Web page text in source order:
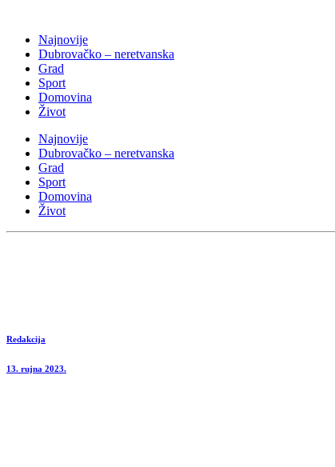
Najnovije
Dubrovačko – neretvanska
Grad
Sport
Domovina
Život
Najnovije
Dubrovačko – neretvanska
Grad
Sport
Domovina
Život
Redakcija
13. rujna 2023.